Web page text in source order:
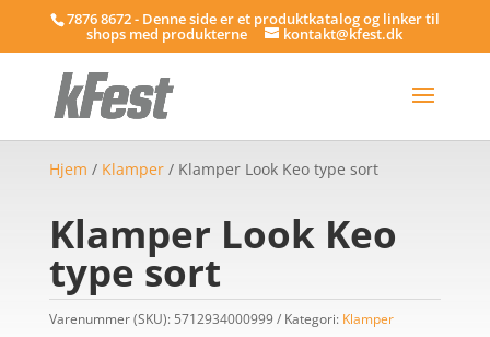
7876 8672 - Denne side er et produktkatalog og linker til
shops med produkterne kontakt@kfest.dk
Hjem / Klamper/ Klamper Look Keo type sort
Klamper Look Keo
type sort
Varenummer (SKU): 5712934000999 Kategori: Klamper